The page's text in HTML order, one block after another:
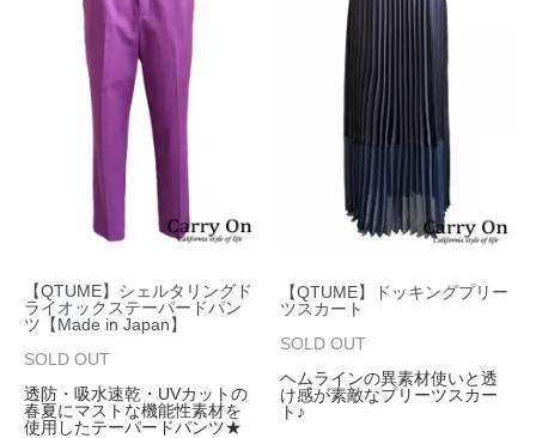
【QTUME】シェルタリングド
ライオックステーパードパン
ツ【Made in Japan】
SOLD OUT
透防・吸水速乾・UVカットの
春夏にマストな機能性素材を
使用したテーパードパンツ★
【QTUME】ドッキングプリー
ツスカート
SOLD OUT
ヘムラインの異素材使いと透
け感が素敵なプリーツスカー
ト♪